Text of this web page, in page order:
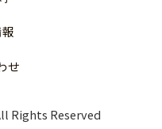
せ
Rights Reserved